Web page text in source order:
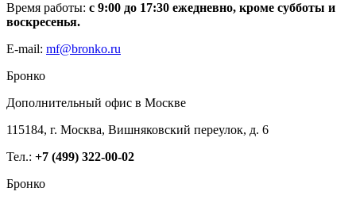
Время работы: с 9:00 до 17:30 ежедневно, кроме субботы и
воскресенья.
E-mail: mf@bronko.ru
Бронко
Дополнительный офис в Москве
115184, г. Москва, Вишняковский переулок, д. 6
Тел.: +7 (499) 322-00-02
Бронко